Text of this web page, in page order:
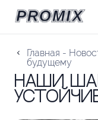
Главная -
будущему
Наши